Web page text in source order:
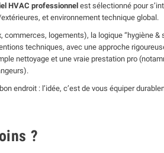
HVAC professionnel est sélectionné pour
et environnement technique global.
logements), la logique “hygiène &
techniques, avec une approche
nettoyage et une vraie prestation pro
endroit : l’idée, c’est de vous équiper
?